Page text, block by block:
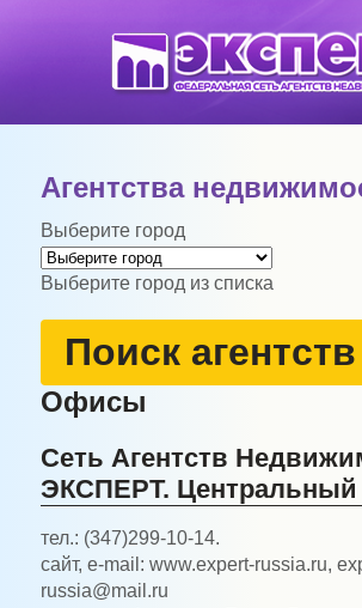
Агентства
Выберите город
Выберите город из списка
Поиск агентств
Офисы
Сеть Агентств
ЭКСПЕРТ.
тел.: (347)299-10-14.
сайт, e-mail: www.expert-russia.ru,
russia@mail.ru